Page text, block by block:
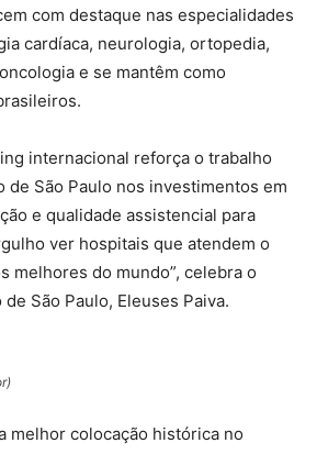
com destaque nas especialidades
cardíaca, neurologia, ortopedia,
e se mantêm como
internacional reforça o trabalho
de São Paulo nos investimentos em
e qualidade assistencial para
ver hospitais que atendem o
melhores do mundo”, celebra o
São Paulo, Eleuses Paiva.
melhor colocação histórica no